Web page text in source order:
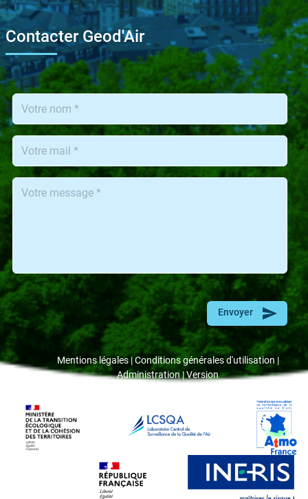
Contacter Geod'Air
Nom
l'utilisateur
Adresse
l'utilisateur
Message
Envoyer
Links
Mentions légales Conditions générales d'utilisation
Administration
Version